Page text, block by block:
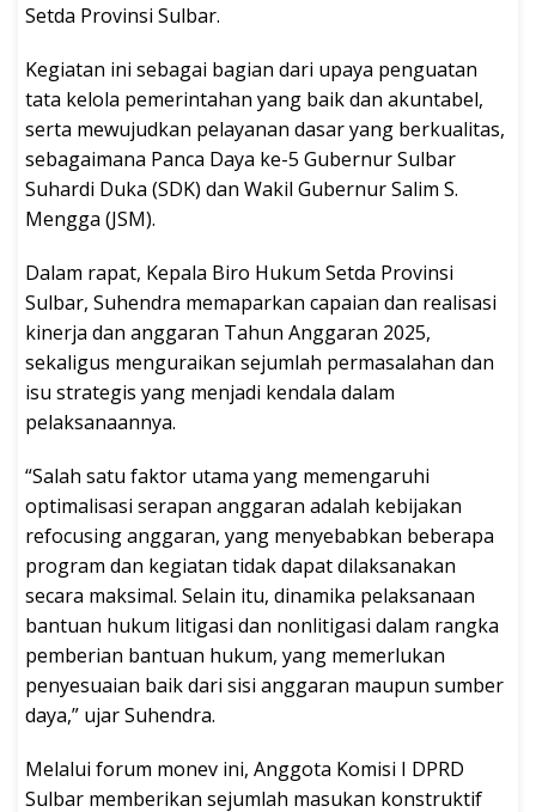
Setda Provinsi Sulbar.
Kegiatan ini sebagai bagian dari upaya penguatan
tata kelola pemerintahan yang baik dan akuntabel,
serta mewujudkan pelayanan dasar yang berkualitas,
sebagaimana Panca Daya ke-5 Gubernur Sulbar
Suhardi Duka (SDK) dan Wakil Gubernur Salim S.
Mengga (JSM).
Dalam rapat, Kepala Biro Hukum Setda Provinsi
Sulbar, Suhendra memaparkan capaian dan realisasi
kinerja dan anggaran Tahun Anggaran 2025,
sekaligus menguraikan sejumlah permasalahan dan
isu strategis yang menjadi kendala dalam
pelaksanaannya.
“Salah satu faktor utama yang memengaruhi
optimalisasi serapan anggaran adalah kebijakan
refocusing anggaran, yang menyebabkan beberapa
program dan kegiatan tidak dapat dilaksanakan
secara maksimal. Selain itu, dinamika pelaksanaan
bantuan hukum litigasi dan nonlitigasi dalam rangka
pemberian bantuan hukum, yang memerlukan
penyesuaian baik dari sisi anggaran maupun sumber
daya,” ujar Suhendra.
Melalui forum monev ini, Anggota Komisi I DPRD
Sulbar memberikan sejumlah masukan konstruktif